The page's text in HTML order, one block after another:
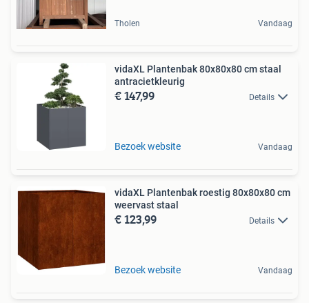
Tholen Vandaag
vidaXL Plantenbak 80x80x80 cm staal
antracietkleurig
€ 147,99 Details
Bezoek website Vandaag
vidaXL Plantenbak roestig 80x80x80 cm
weervast staal
€ 123,99 Details
Bezoek website Vandaag